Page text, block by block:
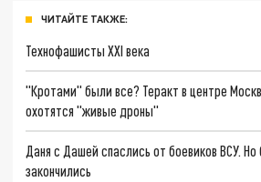
ЧИТАЙТЕ ТАКЖЕ:
Технофашисты XXI века
"Кротами" были все? Теракт в центре
охотятся "живые дроны"
Даня с Дашей спаслись от боевиков ВСУ.
закончились